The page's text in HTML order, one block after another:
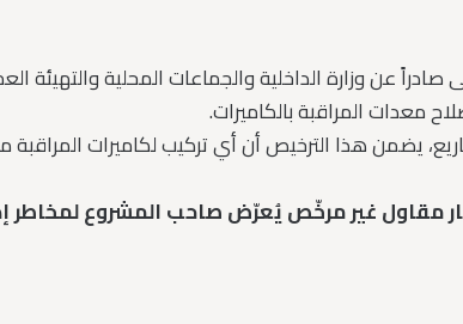
يضمن هذا الترخيص أن أي تركيب لكاميرات
مقاول غير مرخّص يُعرّض صاحب المشروع لمخاطر